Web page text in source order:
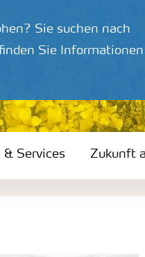
Sie suchen nach
Sie Informationen
& Services Zukunft